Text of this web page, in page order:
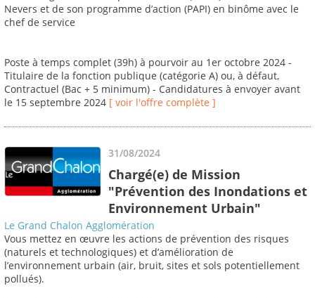
Nevers et de son programme d’action (PAPI) en binôme avec le
chef de service
Poste à temps complet (39h) à pourvoir au 1er octobre 2024 -
Titulaire de la fonction publique (catégorie A) ou, à défaut,
Contractuel (Bac + 5 minimum) - Candidatures à envoyer avant
le 15 septembre 2024 [ voir l'offre complète ]
31/08/2024
Chargé(e) de Mission
"Prévention des Inondations et
Environnement Urbain"
Le Grand Chalon Agglomération
Vous mettez en œuvre les actions de prévention des risques
(naturels et technologiques) et d’amélioration de
l’environnement urbain (air, bruit, sites et sols potentiellement
pollués).